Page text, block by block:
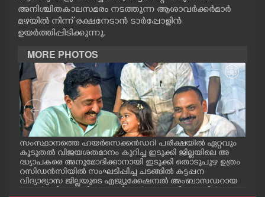
OPINION
LIFESTYLE
SPIRITUAL
INFO+
ART
അനിശ്ചിതകാലസമരം നടത്തുന്ന ആശാവർക്കർമാർ
മഴയിൽ നിന്ന് രക്ഷനേടാൻ ടാർപ്പോളിൻ
ഉയർത്തിപ്പിടിക്കുന്നു.
MORE PHOTOS
സംസ്ഥാനത്തെ ഹയർസെക്കൻഡറി പരീക്ഷയിൽ ഏറ്റവും
കൂടുതൽ വിജയശതമാനം കുറിച്ച ഇടുക്കി ജില്ലയിലെ അ
ദ്ധ്യാപകരെ അനുമോദിക്കാനായി ഇടുക്കി തൊടുപുഴ ഉത്രം
റസിഡൻസിയിൽ സംഘടിപ്പിച്ച ചടങ്ങിൽ കട്ടപ്പന
വിദ്യാഭ്യാസ ജില്ലയുടെ എജ്യുക്കേഷനൽ അംബാസഡറായ